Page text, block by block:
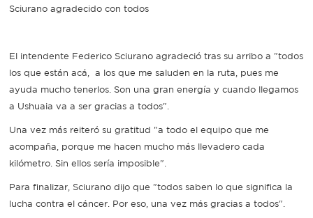
Sciurano agradecido con todos
El intendente Federico Sciurano agradeció tras su arribo a "todos
los que están acá, a los que me saluden en la ruta, pues me
ayuda mucho tenerlos. Son una gran energía y cuando llegamos
a Ushuaia va a ser gracias a todos".
Una vez más reiteró su gratitud "a todo el equipo que me
acompaña, porque me hacen mucho más llevadero cada
kilómetro. Sin ellos sería imposible".
Para finalizar, Sciurano dijo que "todos saben lo que significa la
lucha contra el cáncer. Por eso, una vez más gracias a todos".